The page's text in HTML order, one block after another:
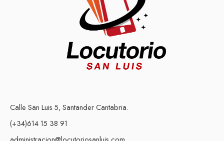
Calle San Luis 5, Santander Cantabria.
(+34)614 15 38 91